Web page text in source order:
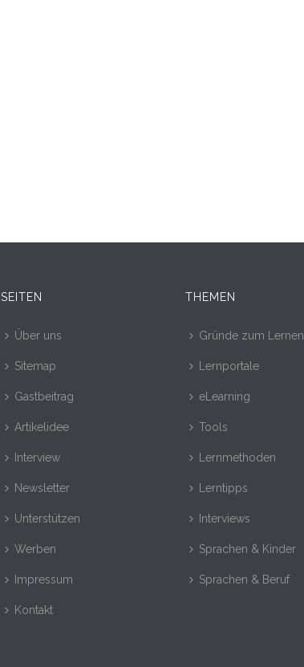
SEITEN
Über uns
Sitemap
Gastbeitrag
Artikelidee
Interview
Newsletter
Unterstützen
Werben
Impressum
Kontakt
THEMEN
Gründe zum Lernen
Lernportale
eLearning
Tools
Lernmethoden
Lerntipps
Interviews
Sprachen & Kinder
Sprachen & Beruf